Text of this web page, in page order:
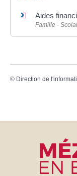
Aides
Famille -
© Direction de